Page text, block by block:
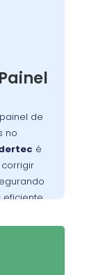
de
no
é
do
com o
mau
em
de
que seu